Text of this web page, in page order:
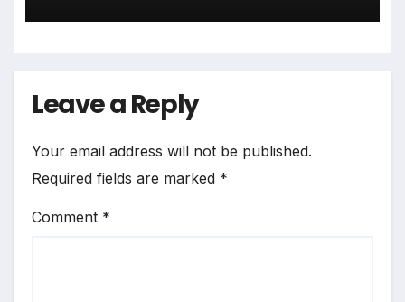
Leave a Reply
Your email address will not be published.
Required fields are marked *
Comment *